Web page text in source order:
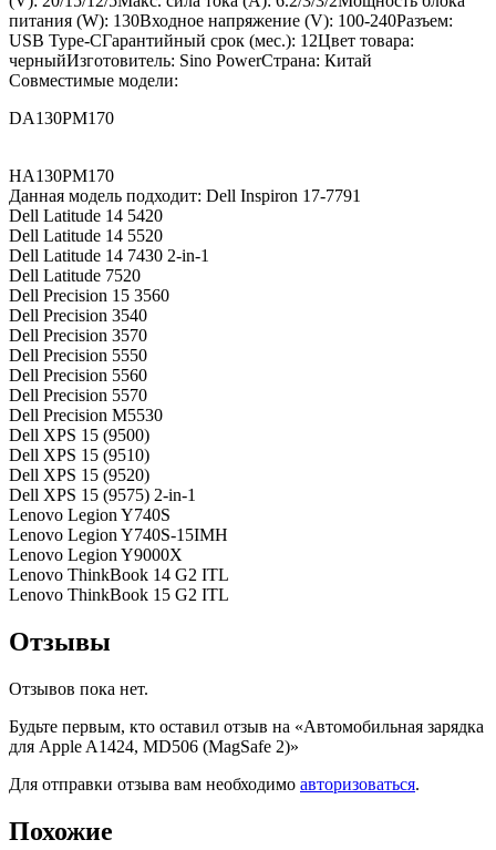
питания (W): 130Входное напряжение (V): 100-240Разъем:
USB Type-CГарантийный срок (мес.): 12Цвет товара:
черныйИзготовитель: Sino PowerСтрана: Китай
Совместимые модели:
DA130PM170
HA130PM170
Данная модель подходит: Dell Inspiron 17-7791
Dell Latitude 14 5420
Dell Latitude 14 5520
Dell Latitude 14 7430 2-in-1
Dell Latitude 7520
Dell Precision 15 3560
Dell Precision 3540
Dell Precision 3570
Dell Precision 5550
Dell Precision 5560
Dell Precision 5570
Dell Precision M5530
Dell XPS 15 (9500)
Dell XPS 15 (9510)
Dell XPS 15 (9520)
Dell XPS 15 (9575) 2-in-1
Lenovo Legion Y740S
Lenovo Legion Y740S-15IMH
Lenovo Legion Y9000X
Lenovo ThinkBook 14 G2 ITL
Lenovo ThinkBook 15 G2 ITL
Отзывы
Отзывов пока нет.
Будьте первым, кто оставил отзыв на «Автомобильная зарядка
для Apple A1424, MD506 (MagSafe 2)»
Для отправки отзыва вам необходимо авторизоваться.
Похожие